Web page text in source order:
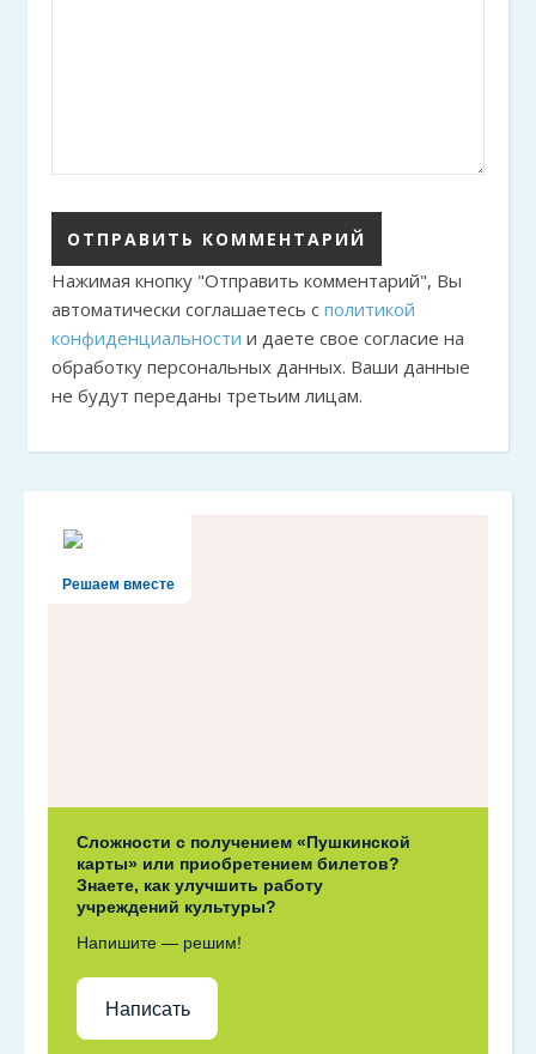
Нажимая кнопку "Отправить комментарий", Вы
автоматически соглашаетесь с политикой
конфиденциальности и даете свое согласие на
обработку персональных данных. Ваши данные
не будут переданы третьим лицам.
Решаем вместе
Сложности с получением «Пушкинской
карты» или приобретением билетов?
Знаете, как улучшить работу
учреждений культуры?
Напишите — решим!
Написать